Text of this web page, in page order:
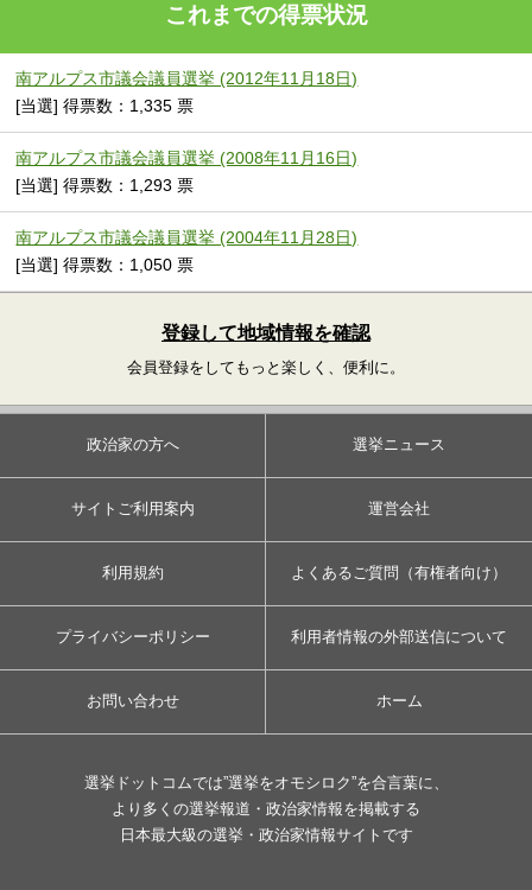
これまでの得票状況
南アルプス市議会議員選挙 (2012年11月18日)
[当選] 得票数：1,335 票
南アルプス市議会議員選挙 (2008年11月16日)
[当選] 得票数：1,293 票
南アルプス市議会議員選挙 (2004年11月28日)
[当選] 得票数：1,050 票
登録して地域情報を確認
会員登録をしてもっと楽しく、便利に。
政治家の方へ 選挙ニュース
サイトご利用案内 運営会社
利用規約 よくあるご質問（有権者向け）
プライバシーポリシー 利用者情報の外部送信について
お問い合わせ ホーム
選挙ドットコムでは”選挙をオモシロク”を合言葉に、
より多くの選挙報道・政治家情報を掲載する
日本最大級の選挙・政治家情報サイトです